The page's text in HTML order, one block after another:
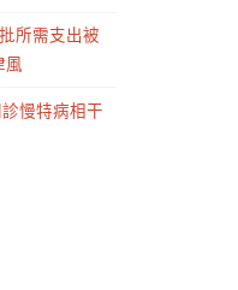
所需支出被
風
慢特病相干